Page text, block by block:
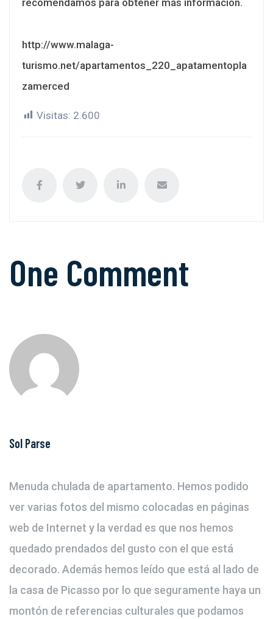
http://www.malaga-
turismo.net/apartamentos_220_apatamentopla
zamerced
Visitas: 2.600
One Comment
Sol Parse
Menuda chulada de apartamento. Hemos podido
ver varias fotos del mismo colocadas en páginas
web de Internet y la verdad es que nos hemos
quedado prendados del gusto con el que está
decorado. Además hemos leído que está al lado de
la casa de Picasso por lo que seguramente haya un
montón de referencias culturales que podamos